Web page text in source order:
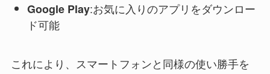
Google Play:お気に入りのアプリをダウンロー
ド可能
これにより、スマートフォンと同様の使い勝手を